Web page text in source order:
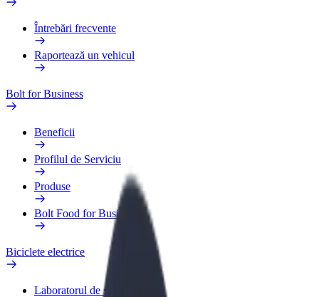
Întrebări frecvente
Raportează un vehicul
Bolt for Business
Beneficii
Profilul de Serviciu
Produse
Bolt Food for Business
Biciclete electrice
Laboratorul de siguranță